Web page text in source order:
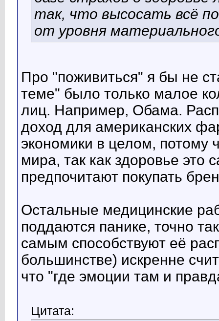
так, что высосать всё
от уровня
Про "поживиться" я бы не
теме" было только малое
лиц. Например, Обама.
доход для американских
экономики в целом, потому
мира, так как здоровье
предпочитают покупать
Остальные медицинские
поддаются панике, точно
самым способствуют её
большинстве) искренне
что "где эмоции там и
Цитата: